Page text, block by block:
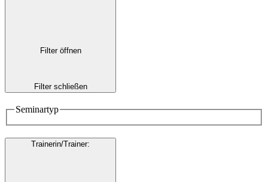
Filter öffnen
Filter schließen
Seminartyp
Trainerin/Trainer: